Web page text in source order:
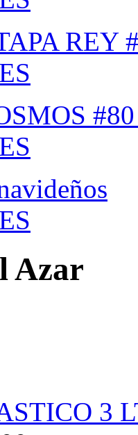
REY
Azar
3